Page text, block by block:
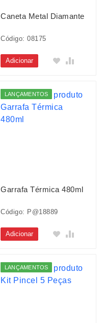
Caneta Metal Diamante
Código: 08175
Adicionar
LANÇAMENTOS
Garrafa Térmica 480ml
Código: P@18889
Adicionar
LANÇAMENTOS